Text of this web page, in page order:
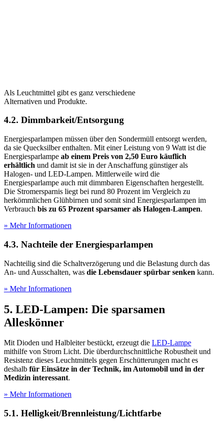
Als Leuchtmittel gibt es ganz verschiedene
Alternativen und Produkte.
4.2. Dimmbarkeit/Entsorgung
Energiesparlampen müssen über den Sondermüll entsorgt werden,
da sie Quecksilber enthalten. Mit einer Leistung von 9 Watt ist die
Energiesparlampe ab einem Preis von 2,50 Euro käuflich
erhältlich und damit ist sie in der Anschaffung günstiger als
Halogen- und LED-Lampen. Mittlerweile wird die
Energiesparlampe auch mit dimmbaren Eigenschaften hergestellt.
Die Stromersparnis liegt bei rund 80 Prozent im Vergleich zu
herkömmlichen Glühbirnen und somit sind Energiesparlampen im
Verbrauch bis zu 65 Prozent sparsamer als Halogen-Lampen.
» Mehr Informationen
4.3. Nachteile der Energiesparlampen
Nachteilig sind die Schaltverzögerung und die Belastung durch das
An- und Ausschalten, was die Lebensdauer spürbar senken kann.
» Mehr Informationen
5. LED-Lampen: Die sparsamen
Alleskönner
Mit Dioden und Halbleiter bestückt, erzeugt die LED-Lampe
mithilfe von Strom Licht. Die überdurchschnittliche Robustheit und
Resistenz dieses Leuchtmittels gegen Erschütterungen macht es
deshalb für Einsätze in der Technik, im Automobil und in der
Medizin interessant.
» Mehr Informationen
5.1. Helligkeit/Brennleistung/Lichtfarbe